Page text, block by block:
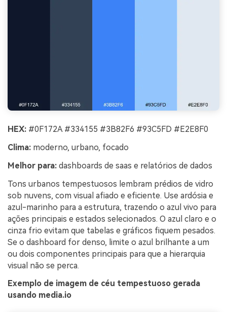
HEX: #0F172A #334155 #3B82F6 #93C5FD #E2E8F0
Clima: moderno, urbano, focado
Melhor para: dashboards de saas e relatórios de dados
Tons urbanos tempestuosos lembram prédios de vidro
sob nuvens, com visual afiado e eficiente. Use ardósia e
azul-marinho para a estrutura, trazendo o azul vivo para
ações principais e estados selecionados. O azul claro e o
cinza frio evitam que tabelas e gráficos fiquem pesados.
Se o dashboard for denso, limite o azul brilhante a um
ou dois componentes principais para que a hierarquia
visual não se perca.
Exemplo de imagem de céu tempestuoso gerada
usando media.io